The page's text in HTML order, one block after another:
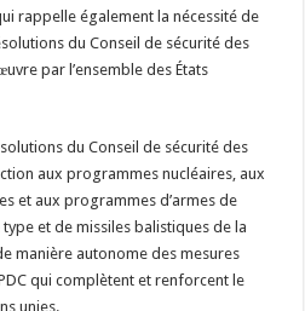
rappelle également la nécessité de
du Conseil de sécurité des
par l’ensemble des États
du Conseil de sécurité des
aux programmes nucléaires, aux
et aux programmes d’armes de
et de missiles balistiques de la
manière autonome des mesures
qui complètent et renforcent le
unies.